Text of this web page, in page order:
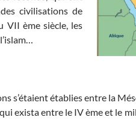
civilisations de
VII ème siècle, les
s’étaient établies entre la
exista entre le IV ème et le